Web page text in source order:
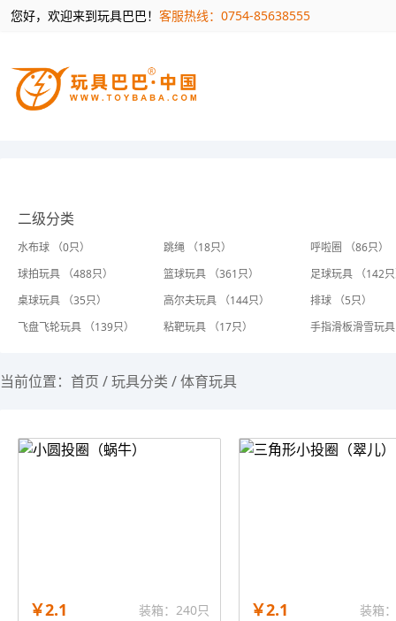
您好，欢迎来到玩具巴巴！ 客服热线：0754-85638555
二级分类
水布球 （0只） 跳绳 （18只）
呼啦圈 （86只）
球拍玩具 （488只）
篮球玩具 （361只）
足球玩具 （142
桌球玩具 （35只）
高尔夫玩具 （144只）
排球 （5只）
飞盘飞轮玩具 （139只）
粘靶玩具 （17只） 手指滑板滑雪玩
当前位置： 首页 /玩具分类 /体育玩具
￥2.1
装箱：240只
￥2.1
装箱